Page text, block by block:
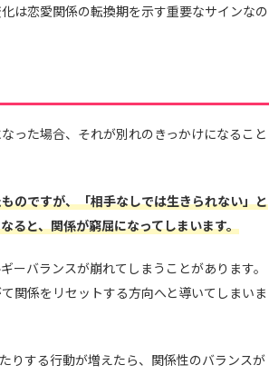
は恋愛関係の転換期を示す重要なサインなの
った場合、それが別れのきっかけになること
のですが、「相手なしでは生きられない」と
ると、関係が窮屈になってしまいます。
ーバランスが崩れてしまうことがあります。
関係をリセットする方向へと導いてしまいま
りする行動が増えたら、関係性のバランスが